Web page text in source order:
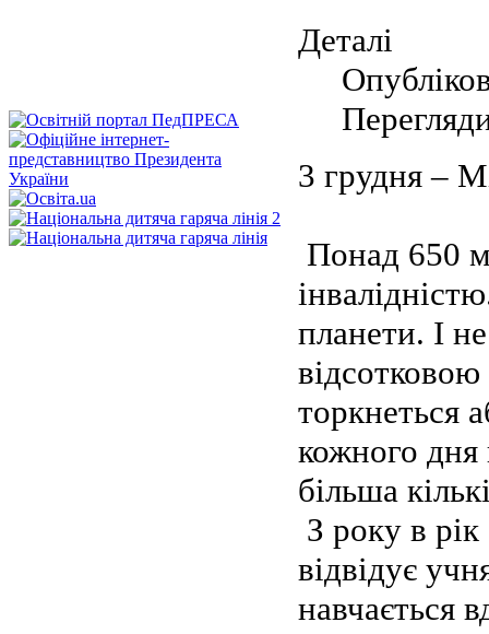
Деталі
3 грудня –
Понад 650
планети. І
торкнеться
кожного дня
більша
З року в
відвідує
навчається